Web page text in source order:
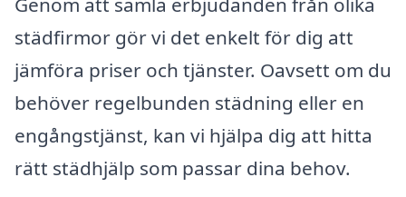
städfirmor gör vi det enkelt för dig att
jämföra priser och tjänster. Oavsett om du
behöver regelbunden städning eller en
engångstjänst, kan vi hjälpa dig att hitta
rätt städhjälp som passar dina behov.